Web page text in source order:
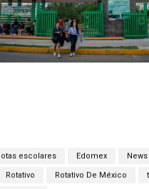
escolares Edomex News
Rotativo Rotativo De México